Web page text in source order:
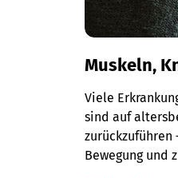
Muskeln,
Viele
sind auf
zurückzuführen
Bewegung und